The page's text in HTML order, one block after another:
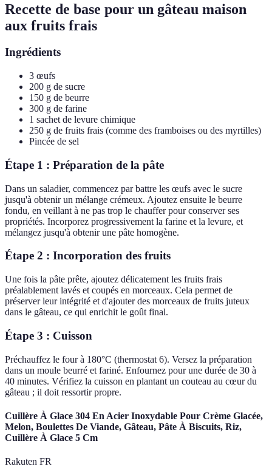
Recette de base pour un gâteau maison
aux fruits frais
Ingrédients
3 œufs
200 g de sucre
150 g de beurre
300 g de farine
1 sachet de levure chimique
250 g de fruits frais (comme des framboises ou des myrtilles)
Pincée de sel
Étape 1 : Préparation de la pâte
Dans un saladier, commencez par battre les œufs avec le sucre
jusqu'à obtenir un mélange crémeux. Ajoutez ensuite le beurre
fondu, en veillant à ne pas trop le chauffer pour conserver ses
propriétés. Incorporez progressivement la farine et la levure, et
mélangez jusqu'à obtenir une pâte homogène.
Étape 2 : Incorporation des fruits
Une fois la pâte prête, ajoutez délicatement les fruits frais
préalablement lavés et coupés en morceaux. Cela permet de
préserver leur intégrité et d'ajouter des morceaux de fruits juteux
dans le gâteau, ce qui enrichit le goût final.
Étape 3 : Cuisson
Préchauffez le four à 180°C (thermostat 6). Versez la préparation
dans un moule beurré et fariné. Enfournez pour une durée de 30 à
40 minutes. Vérifiez la cuisson en plantant un couteau au cœur du
gâteau ; il doit ressortir propre.
Cuillère À Glace 304 En Acier Inoxydable Pour Crème Glacée,
Melon, Boulettes De Viande, Gâteau, Pâte À Biscuits, Riz,
Cuillère À Glace 5 Cm
Rakuten FR